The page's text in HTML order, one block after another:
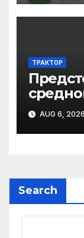
ТРАКТОР
„Калето
AUG 6, 2026
Search